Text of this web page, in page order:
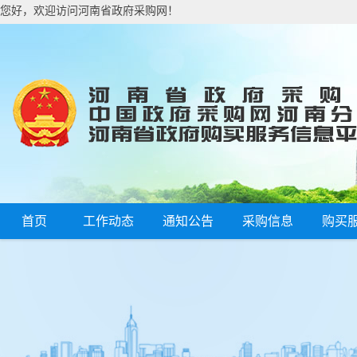
您好，欢迎访问河南省政府采购网！
首页 工作动态 通知公告 采购信息 购买